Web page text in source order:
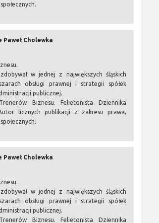
Cholewka
w jednej z największych śląskich
obsługi prawnej i strategii spółek
publicznej.
Biznesu. Felietonista Dziennika
licznych publikacji z zakresu prawa,
Cholewka
w jednej z największych śląskich
obsługi prawnej i strategii spółek
publicznej.
Biznesu. Felietonista Dziennika